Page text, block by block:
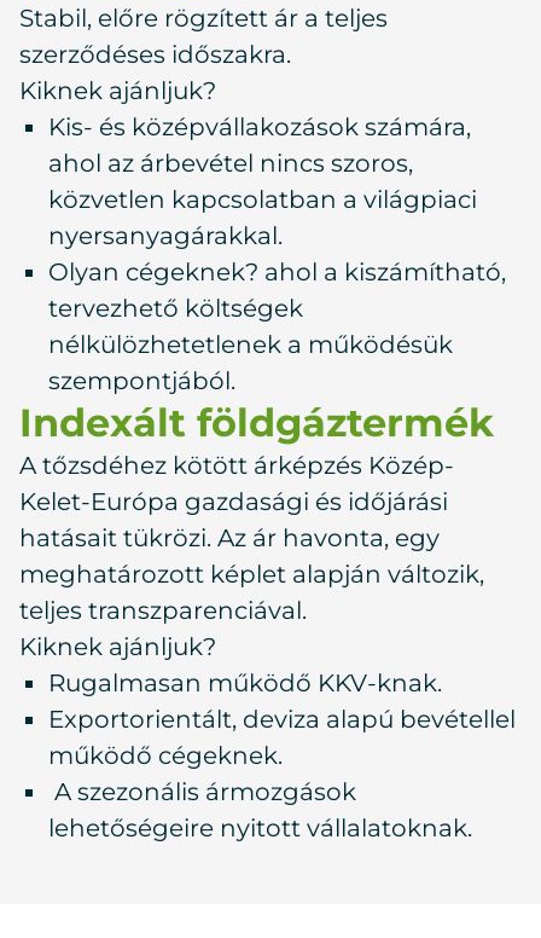
Stabil, előre rögzített ár a teljes
szerződéses időszakra.
Kiknek ajánljuk?
Kis- és középvállakozások számára,
ahol az árbevétel nincs szoros,
közvetlen kapcsolatban a világpiaci
nyersanyagárakkal.
Olyan cégeknek? ahol a kiszámítható,
tervezhető költségek
nélkülözhetetlenek a működésük
szempontjából.
Indexált földgáztermék
A tőzsdéhez kötött árképzés Közép-
Kelet-Európa gazdasági és időjárási
hatásait tükrözi. Az ár havonta, egy
meghatározott képlet alapján változik,
teljes transzparenciával.
Kiknek ajánljuk?
Rugalmasan működő KKV-knak.
Exportorientált, deviza alapú bevétellel
működő cégeknek.
A szezonális ármozgások
lehetőségeire nyitott vállalatoknak.